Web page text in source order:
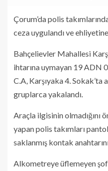
Çorum’da polis
ceza uygulandı ve
Bahçelievler Mahallesi
ihtarına uymayan 19 ADN
C.A, Karşıyaka 4. Sokak’ta
gruplarca yakalandı.
Araçla ilgisinin olmadığını
yapan polis takımları
saklanmış kontak
Alkometreye üflemeyen